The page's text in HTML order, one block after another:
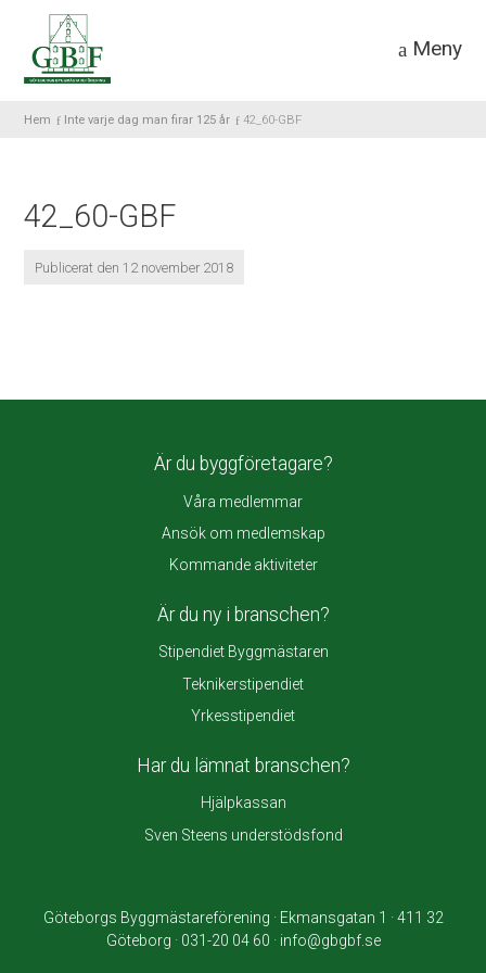
Meny
Hem Inte varje dag man firar 125 år 42_60-GBF
42_60-GBF
Publicerat den 12 november 2018
Är du byggföretagare?
Våra medlemmar
Ansök om medlemskap
Kommande aktiviteter
Är du ny i branschen?
Stipendiet Byggmästaren
Teknikerstipendiet
Yrkesstipendiet
Har du lämnat branschen?
Hjälpkassan
Sven Steens understödsfond
Göteborgs Byggmästareförening · Ekmansgatan 1 · 411 32
Göteborg · 031-20 04 60 · info@gbgbf.se